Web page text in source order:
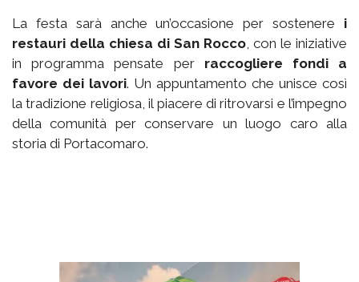
La festa sarà anche un’occasione per sostenere i
restauri della chiesa di San Rocco , con le iniziative
in programma pensate per raccogliere fondi a
favore dei lavori. Un appuntamento che unisce così
la tradizione religiosa, il piacere di ritrovarsi e l’impegno
della comunità per conservare un luogo caro alla
storia di Portacomaro.